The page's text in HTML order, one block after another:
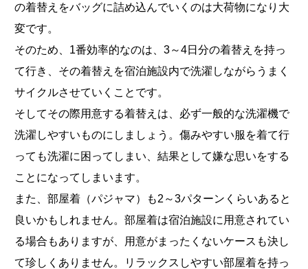
の着替えをバッグに詰め込んでいくのは大荷物になり大
変です。
そのため、1番効率的なのは、3～4日分の着替えを持っ
て行き、その着替えを宿泊施設内で洗濯しながらうまく
サイクルさせていくことです。
そしてその際用意する着替えは、必ず一般的な洗濯機で
洗濯しやすいものにしましょう。傷みやすい服を着て行
っても洗濯に困ってしまい、結果として嫌な思いをする
ことになってしまいます。
また、部屋着（パジャマ）も2～3パターンくらいあると
良いかもしれません。部屋着は宿泊施設に用意されてい
る場合もありますが、用意がまったくないケースも決し
て珍しくありません。リラックスしやすい部屋着を持っ